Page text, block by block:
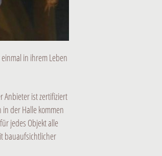
in ihrem Leben
Anbieter ist zertifiziert
der Halle kommen
jedes Objekt alle
bauaufsichtlicher